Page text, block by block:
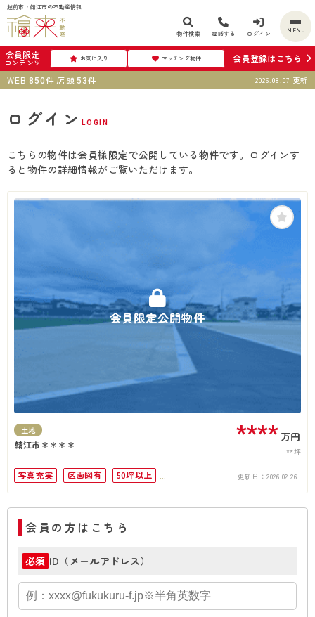
越前市・鯖江市の不動産情報
物件検索 電話する ログイン MENU
会員限定
コンテンツ お気に入り マッチング物件
会員登録はこちら
WEB 850件 店頭 53件 2026.08.07 更新
ログインLOGIN
こちらの物件は会員様限定で公開している物件です。ログインす
ると物件の詳細情報がご覧いただけます。
会員限定公開物件
土地
鯖江市＊＊＊＊ **** 万円
**坪
写真充実 区画図有
50坪以上
更新日： 2026.02.26
会員の方はこちら
必須 ID（メールアドレス）